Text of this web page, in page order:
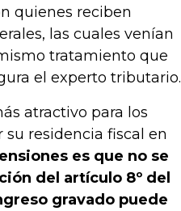
quienes reciben
las cuales venían
tratamiento que
el experto tributario.
atractivo para los
residencia fiscal en
es que no se
del artículo 8º del
gravado puede